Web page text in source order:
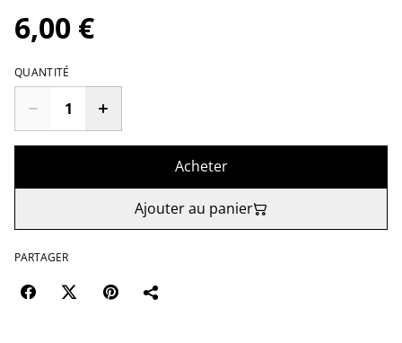
6,00 €
QUANTITÉ
Acheter
Ajouter au panier
PARTAGER